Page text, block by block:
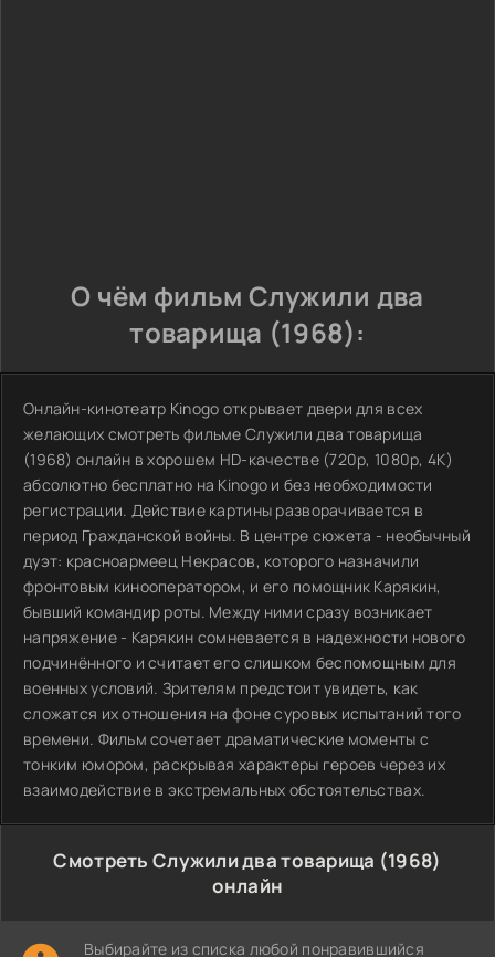
О чём фильм Служили два
товарища (1968):
Онлайн-кинотеатр Kinogo открывает двери для всех
желающих смотреть фильме Служили два товарища
(1968) онлайн в хорошем HD-качестве (720p, 1080p, 4K)
абсолютно бесплатно на Kinogo и без необходимости
регистрации. Действие картины разворачивается в
период Гражданской войны. В центре сюжета - необычный
дуэт: красноармеец Некрасов, которого назначили
фронтовым кинооператором, и его помощник Карякин,
бывший командир роты. Между ними сразу возникает
напряжение - Карякин сомневается в надежности нового
подчинённого и считает его слишком беспомощным для
военных условий. Зрителям предстоит увидеть, как
сложатся их отношения на фоне суровых испытаний того
времени. Фильм сочетает драматические моменты с
тонким юмором, раскрывая характеры героев через их
взаимодействие в экстремальных обстоятельствах.
Смотреть Служили два товарища (1968)
онлайн
Выбирайте из списка любой понравившийся